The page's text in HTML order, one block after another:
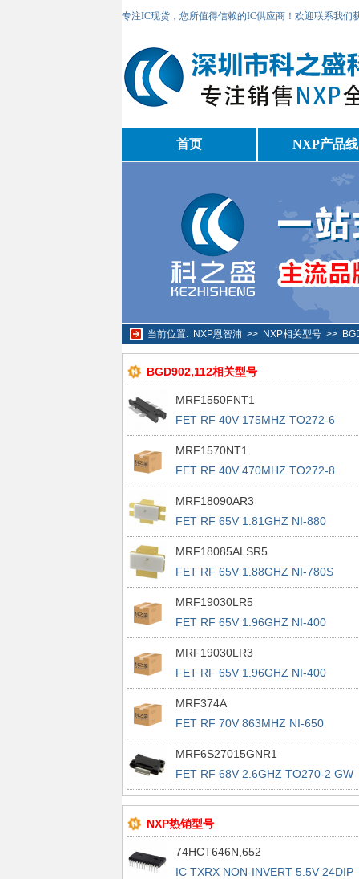
专注IC现货，您所值得信赖的IC供应商！欢迎联系我们
首页 NXP产品线
当前位置: NXP恩智浦>> NXP相关型号>>
BGD902,112相关型号
MRF1550FNT1
FET RF 40V 175MHZ TO272-6
MRF1570NT1
FET RF 40V 470MHZ TO272-8
WRAP
MRF18090AR3
FET RF 65V 1.81GHZ NI-880
MRF18085ALSR5
FET RF 65V 1.88GHZ NI-780S
MRF19030LR5
FET RF 65V 1.96GHZ NI-400
MRF19030LR3
FET RF 65V 1.96GHZ NI-400
MRF374A
FET RF 70V 863MHZ NI-650
MRF6S27015GNR1
FET RF 68V 2.6GHZ TO270-2 GW
NXP热销型号
74HCT646N,652
IC TXRX NON-INVERT 5.5V 24DIP